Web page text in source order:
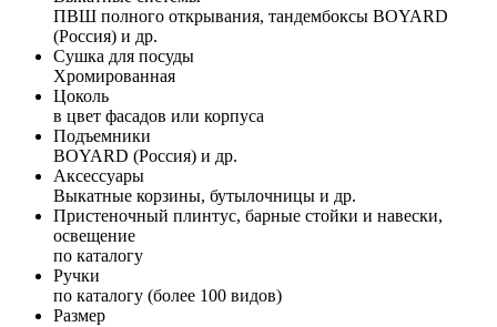
ПВШ полного открывания, тандембоксы BOYARD
(Россия) и др.
Сушка для посуды
Хромированная
Цоколь
в цвет фасадов или корпуса
Подъемники
BOYARD (Россия) и др.
Аксессуары
Выкатные корзины, бутылочницы и др.
Пристеночный плинтус, барные стойки и навески,
освещение
по каталогу
Ручки
по каталогу (более 100 видов)
Размер